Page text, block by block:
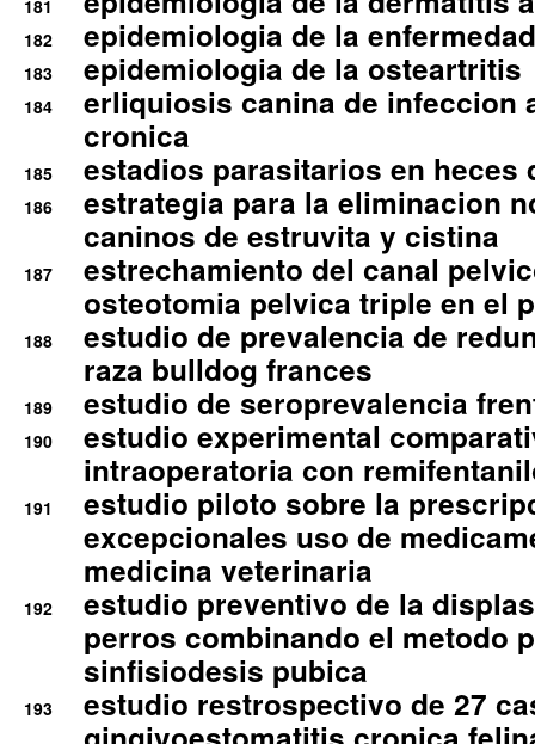
181
182 epidemiologia de la
183 epidemiologia de la osteartritis
184
erliquiosis canina de infeccion
cronica
185 estadios parasitarios en heces
186
estrategia para la eliminacion
caninos de estruvita y cistina
187
estrechamiento del canal
osteotomia pelvica triple en el
188
estudio de prevalencia de
raza bulldog frances
189 estudio de seroprevalencia
190
estudio experimental
intraoperatoria con
191
estudio piloto sobre la
excepcionales uso de
medicina veterinaria
192
estudio preventivo de la
perros combinando el metodo
sinfisiodesis pubica
193
estudio restrospectivo de 27